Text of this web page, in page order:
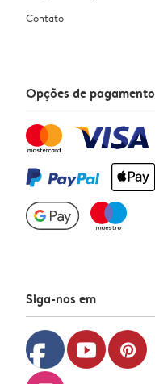
Contato
Opções de pagamento
Siga-nos em
facebook youtube pinterest